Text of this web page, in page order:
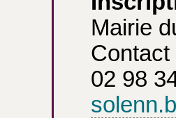
Mairie
02 98